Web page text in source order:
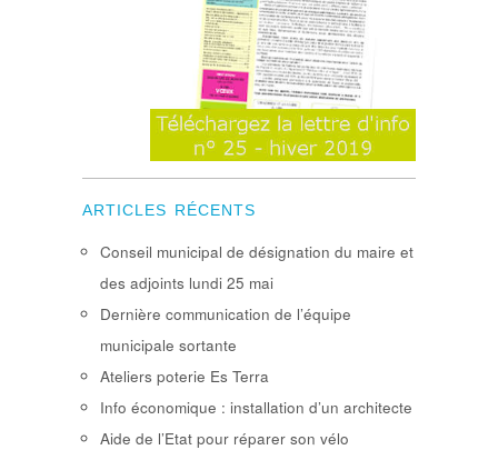
ARTICLES RÉCENTS
Conseil municipal de désignation du maire et
des adjoints lundi 25 mai
Dernière communication de l’équipe
municipale sortante
Ateliers poterie Es Terra
Info économique : installation d’un architecte
Aide de l’Etat pour réparer son vélo